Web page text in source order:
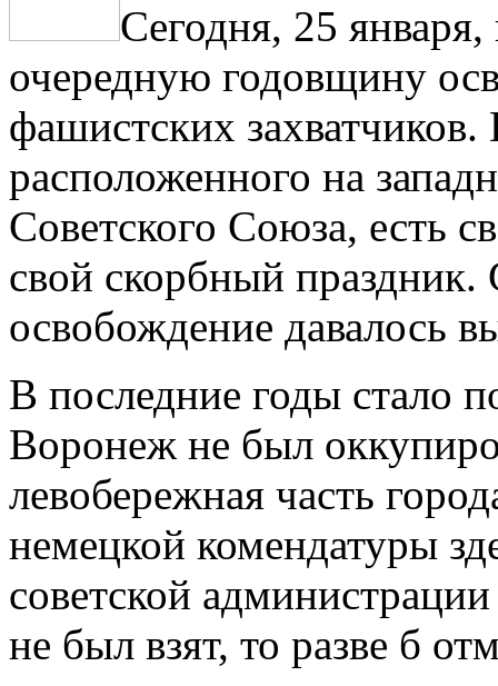
Сегодня, 25
очередную годовщину
фашистских
расположенного на
Советского Союза, есть
свой скорбный
освобождение давалось
В последние годы стало
Воронеж не был
левобережная часть
немецкой комендатуры
советской
не был взят, то разве б